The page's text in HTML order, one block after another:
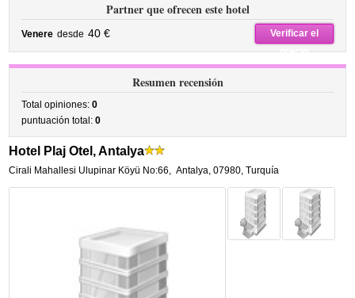
Partner que ofrecen este hotel
Venere desde 40 €
Verificar el
precio
Resumen recensión
Total opiniones:0
puntuación total:0
Hotel Plaj Otel, Antalya
Cirali Mahallesi Ulupinar Köyü No:66, Antalya,07980, Turquía